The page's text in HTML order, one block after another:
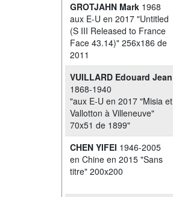
GROTJAHN Mark 1968
aux E-U en 2017 "Untitled
(S III Released to France
Face 43.14)" 256x186 de
2011
VUILLARD Edouard Jean
1868-1940
"aux E-U en 2017 "Misia et
Vallotton à Villeneuve"
70x51 de 1899"
CHEN YIFEI 1946-2005
en Chine en 2015 "Sans
titre" 200x200